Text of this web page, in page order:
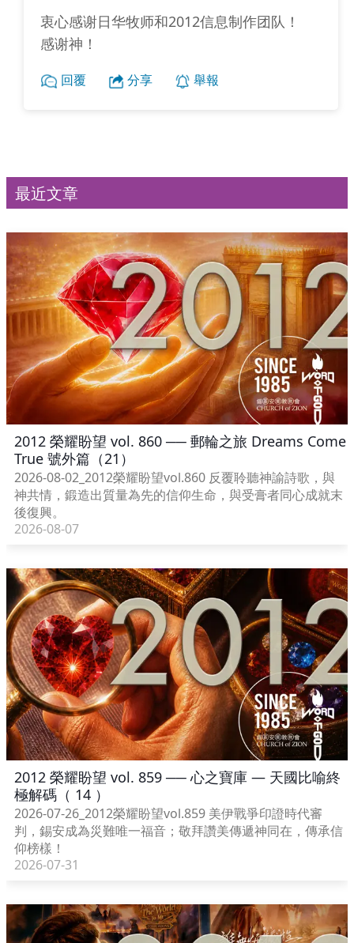
衷心感谢日华牧师和2012信息制作团队！
感谢神！
回覆 分享 舉報
最近文章
2012 榮耀盼望 vol. 860 ── 郵輪之旅 Dreams Come
True 號外篇（21）
2026-08-02_2012榮耀盼望vol.860 反覆聆聽神諭詩歌，與
神共情，鍛造出質量為先的信仰生命，與受膏者同心成就末
後復興。
2026-08-07
2012 榮耀盼望 vol. 859 ── 心之寶庫 — 天國比喻終
極解碼（ 14 ）
2026-07-26_2012榮耀盼望vol.859 美伊戰爭印證時代審
判，錫安成為災難唯一福音；敬拜讚美傳遞神同在，傳承信
仰榜樣！
2026-07-31